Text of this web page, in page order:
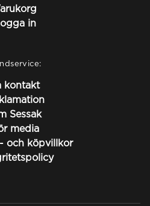
in
kontakt
Sessak
media
och köpvillkor